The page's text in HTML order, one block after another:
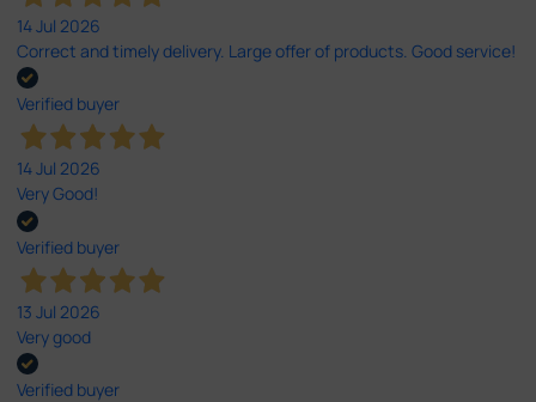
14 Jul 2026
Correct and timely delivery. Large offer of products. Good service!
Verified buyer
14 Jul 2026
Very Good!
Verified buyer
13 Jul 2026
Very good
Verified buyer